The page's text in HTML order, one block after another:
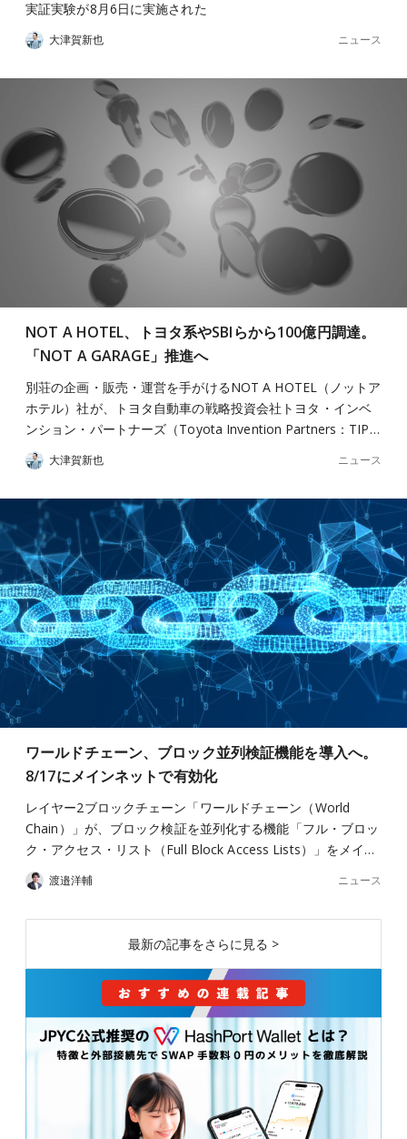
実証実験が8月6日に実施された
大津賀新也 ニュース
NOT A HOTEL、トヨタ系やSBIらから100億円調達。
「NOT A GARAGE」推進へ
別荘の企画・販売・運営を手がけるNOT A HOTEL（ノットア
ホテル）社が、トヨタ自動車の戦略投資会社トヨタ・インベ
ンション・パートナーズ（Toyota Invention Partners：TIP…
大津賀新也 ニュース
ワールドチェーン、ブロック並列検証機能を導入へ。
8/17にメインネットで有効化
レイヤー2ブロックチェーン「ワールドチェーン（World
Chain）」が、ブロック検証を並列化する機能「フル・ブロッ
ク・アクセス・リスト（Full Block Access Lists）」をメイ…
渡邉洋輔 ニュース
最新の記事をさらに見る >